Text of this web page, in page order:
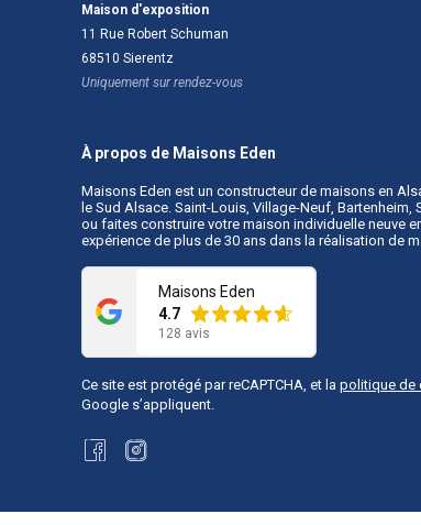
Maison d'exposition
11 Rue Robert Schuman
68510 Sierentz
Uniquement sur rendez-vous
À propos de Maisons Eden
Maisons Eden est unconstructeur de maisons en
le Sud Alsace. Saint-Louis, Village-Neuf,
ou faites construire votre maison individuelle neuve
expérience de plus de 30 ans dans la réalisation de
Maisons Eden
4.7
128 avis
Ce site est protégé par reCAPTCHA, et lapolitique de
Google s’appliquent.
FacebookInstagram